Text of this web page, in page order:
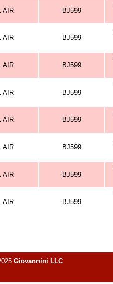
AIR BJ599
AIR BJ599
AIR BJ599
AIR BJ599
AIR BJ599
AIR BJ599
AIR BJ599
AIR BJ599
Giovannini LLC